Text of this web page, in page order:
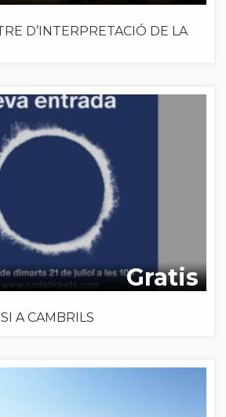
D’INTERPRETACIÓ DE LA
Gratis
A CAMBRILS